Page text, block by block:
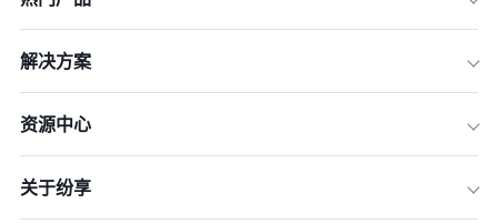
解决方案
资源中心
关于纷享